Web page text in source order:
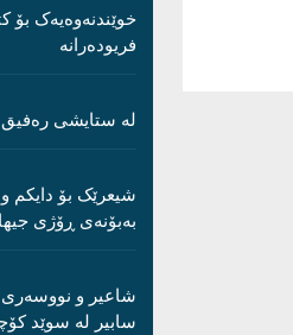
خوێندنەوەیەک بۆ
فریودەرانە
لە ستایشی
شیعرێک بۆ دایکم
بەبۆنەی ڕۆژی
شاعیر و
سابیر لە سوێد